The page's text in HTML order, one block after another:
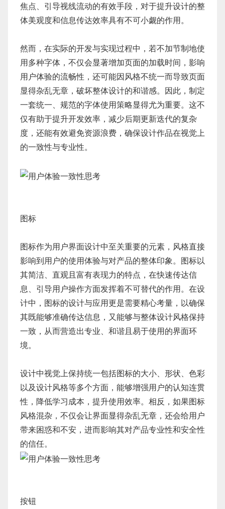
焦点、引导视线流动的有效手段，对于提升设计的整
体美观度和信息传达效率具有不可小觑的作用。
然而，在实际的开发与实现过程中，若不加节制地使
用多种字体，不仅会显著增加页面的加载时间，影响
用户体验的流畅性，还可能因风格不统一而导致页面
显得杂乱无章，破坏整体设计的和谐感。因此，制定
一套统一、规范的字体使用策略显得尤为重要。这不
仅有助于提升开发效率，减少后期更新迭代的复杂
度，还能有效避免资源浪费，确保设计作品在视觉上
的一致性与专业性。
图标
图标作为用户界面设计中至关重要的元素，风格直接
影响到用户的使用体验与对产品的整体印象。图标以
其简洁、直观且富有表现力的特点，在快速传达信
息、引导用户操作方面发挥着不可替代的作用。在设
计中，图标的设计与应用更是需要精心考量，以确保
其既能够准确传达信息，又能够与整体设计风格保持
一致，从而营造出专业、和谐且易于使用的界面环
境。
设计中视觉上保持统一包括图标的大小、形状、色彩
以及设计风格等多个方面，能够增强用户的认知连贯
性，降低学习成本，提升使用效率。相反，如果图标
风格混杂，不仅会让界面显得杂乱无章，还会给用户
带来困惑和不安，进而影响其对产品专业性和安全性
的信任。
按钮